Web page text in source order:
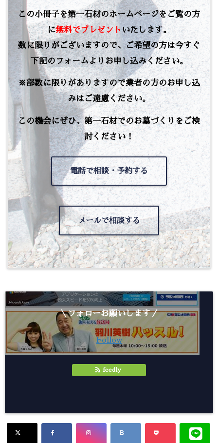
この小冊子を第一石材のホームページをご覧の方
に無料でプレゼントいたします。
数に限りがございますので、ご希望の方は今すぐ
下記のフォームよりお申し込みください。
※部数に限りがありますので業者の方のお申し込
みはご遠慮ください。
この機会にぜひ、第一石材でのお墓づくりをご検
討ください！
電話で相談・予約する
メールで相談する
＼フォローお願いします／
Follow
feedly